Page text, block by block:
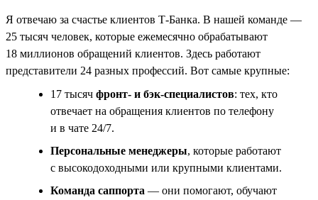
Я отвечаю за счастье клиентов Т-Банка. В нашей команде —
25 тысяч человек, которые ежемесячно обрабатывают
18 миллионов обращений клиентов. Здесь работают
представители 24 разных профессий. Вот самые крупные:
17 тысяч фронт- и бэк-специалистов: тех, кто
отвечает на обращения клиентов по телефону
и в чате 24/7.
Персональные менеджеры, которые работают
с высокодоходными или крупными клиентами.
Команда саппорта — они помогают, обучают